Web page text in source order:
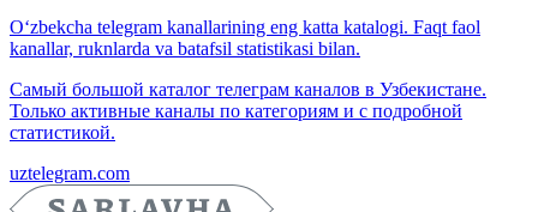
O‘zbekcha telegram kanallarining eng katta katalogi. Faqt faol
kanallar, ruknlarda va batafsil statistikasi bilan.
Самый большой каталог телеграм каналов в Узбекистане.
Только активные каналы по категориям и с подробной
статистикой.
uztelegram.com